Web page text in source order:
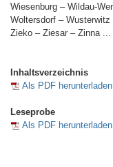
Wiesenburg – Wildau-
Woltersdorf –
Zieko – Ziesar – Zinna ...
Inhaltsverzeichnis
Als PDF herunterladen
Leseprobe
Als PDF herunterladen